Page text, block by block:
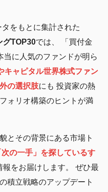
をもとに集計された
グTOP30では、 「買付金
に人気のファンドが明ら
キャピタル世界株式ファン
の選択肢にも 投資家の熱
ォリオ構築のヒントが満
とその背景にある市場ト
次の一手」を探しているす
報をお届けします。 ぜひ最
積立戦略のアップデート